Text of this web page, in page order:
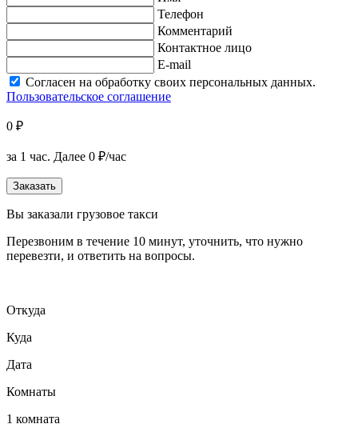
Телефон
Комментарий
Контактное лицо
E-mail
Согласен на обработку своих персональных данных.
Пользовательское соглашение
0 ₽
за 1 час. Далее 0 ₽/час
Заказать
Вы заказали грузовое такси
Перезвоним в течение 10 минут, уточнить, что нужно
перевезти, и ответить на вопросы.
Откуда
Куда
Дата
Комнаты
1 комната